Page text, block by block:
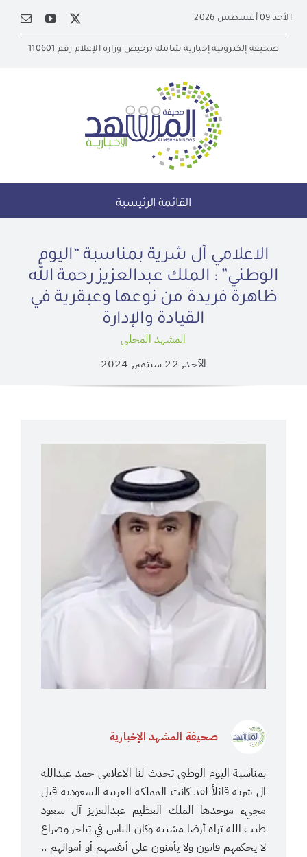
content
الأحد 09 أغسطس 2026
صحيفة إلكترونية إخبارية شاملة ترخيص وزارة الإعلام رقم 110601
القائمة الرئيسية
الاعلامي آل شرية بمناسبة “اليوم
الوطني” : الملك عبدالعزيز رحمة الله
ظاهرة فريدة من نوعها وعبقرية في
القيادة والإدارة
المشهد المحلي
الأحد, 22 سبتمبر, 2024
صحيفة المشهد الإخبارية
بمناسبة اليوم الوطني تحدث لنا الاعلامي حمد عبدالله
ال شرية قائلاً لقد كانت المملكة العربية السعودية قبل
مجيء موحدها الملك العظيم عبدالعزيز آل سعود
طيب الله ثراه أرضا مشتته وكان الناس في تناحر وصراع
لا يحكمهم قانون ولا يأمنون على أنفسهم أو أموالهم ..